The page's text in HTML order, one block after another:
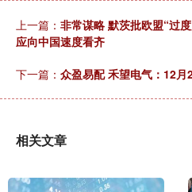
上一篇： 非常谋略 默茨批欧盟“过
应向中国速度看齐
下一篇： 众盈易配 禾望电气：12
相关文章